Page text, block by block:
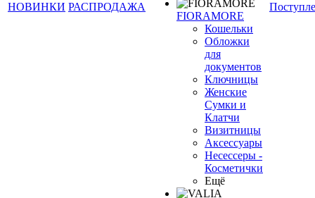
НОВИНКИ РАСПРОДАЖА
FIORAMORE
Кошельки
Обложки
для
документов
Ключницы
Женские
Сумки и
Клатчи
Визитницы
Аксессуары
Несессеры -
Косметички
Ещё